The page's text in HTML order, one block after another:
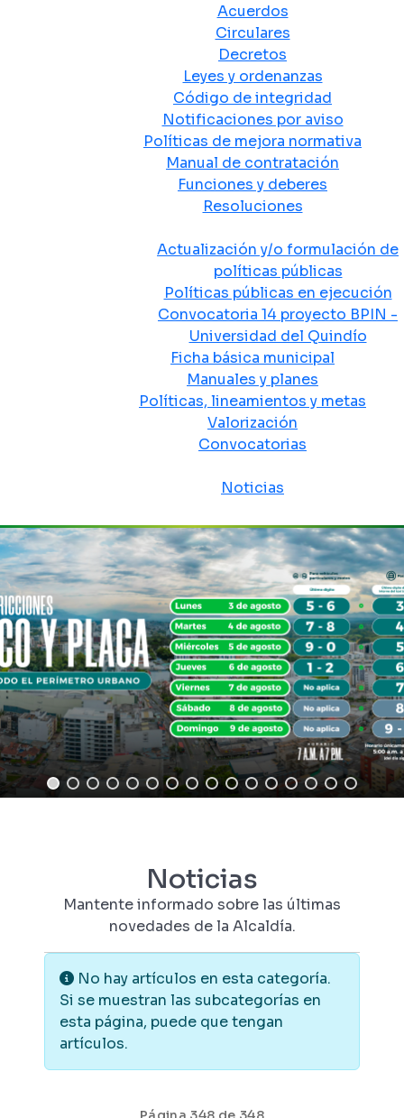
Acuerdos
Circulares
Decretos
Leyes y ordenanzas
Código de integridad
Notificaciones por aviso
Políticas de mejora normativa
Manual de contratación
Funciones y deberes
Resoluciones
Actualización y/o formulación de
políticas públicas
Políticas públicas en ejecución
Convocatoria 14 proyecto BPIN -
Universidad del Quindío
Ficha básica municipal
Manuales y planes
Políticas, lineamientos y metas
Valorización
Convocatorias
Noticias
Noticias
Mantente informado sobre las últimas
novedades de la Alcaldía.
Información
No hay artículos en esta categoría.
Si se muestran las subcategorías en
esta página, puede que tengan
artículos.